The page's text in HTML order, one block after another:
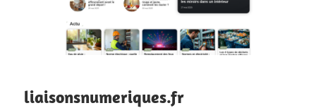
liaisonsnumeriques.fr